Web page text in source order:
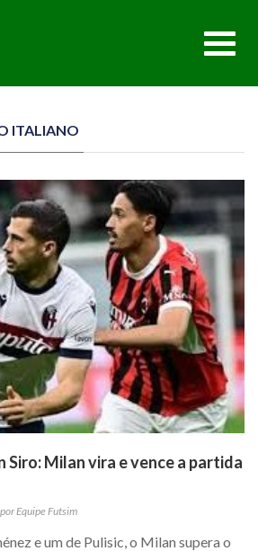
ITALIANO
Siro: Milan vira e vence a partida
por Equipe Futsim
e um de Pulisic, o Milan supera o